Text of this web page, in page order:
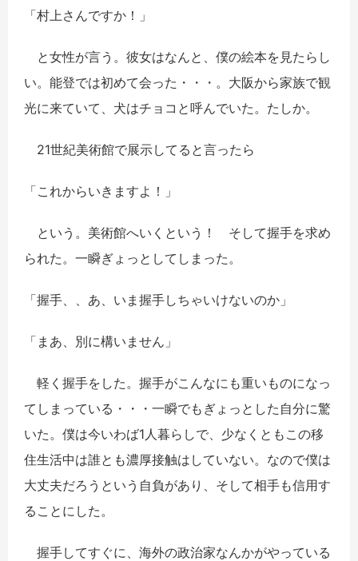
「村上さんですか！」
と女性が言う。彼女はなんと、僕の絵本を見たらし
い。能登では初めて会った・・・。大阪から家族で観
光に来ていて、犬はチョコと呼んでいた。たしか。
21世紀美術館で展示してると言ったら
「これからいきますよ！」
という。美術館へいくという！ そして握手を求め
られた。一瞬ぎょっとしてしまった。
「握手、、あ、いま握手しちゃいけないのか」
「まあ、別に構いません」
軽く握手をした。握手がこんなにも重いものになっ
てしまっている・・・一瞬でもぎょっとした自分に驚
いた。僕は今いわば1人暮らしで、少なくともこの移
住生活中は誰とも濃厚接触はしていない。なので僕は
大丈夫だろうという自負があり、そして相手も信用す
ることにした。
握手してすぐに、海外の政治家なんかがやっている